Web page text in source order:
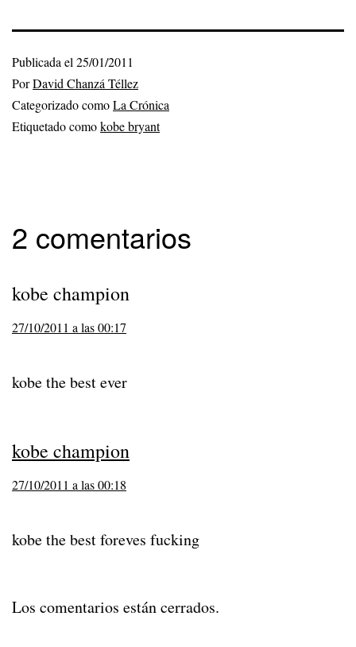
Publicada el 25/01/2011
PorDavid Chanzá Téllez
Categorizado comoLa Crónica
Etiquetado comokobe bryant
2 comentarios
kobe champion
27/10/2011 a las 00:17
kobe the best ever
kobe champion
27/10/2011 a las 00:18
kobe the best foreves fucking
Los comentarios están cerrados.